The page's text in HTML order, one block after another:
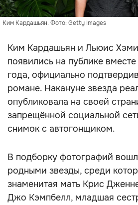
Ким Кардашьян. Фото: Getty Images
Ким Кардашьян и Льюис
появились на публике
года, официально
романе. Накануне звезда
опубликовала на своей
запрещённой социальной
снимок с автогонщиком.
В подборку фотографий
родными звезды, среди
знаменитая мать Крис
Джо Кэмпбелл, младшая